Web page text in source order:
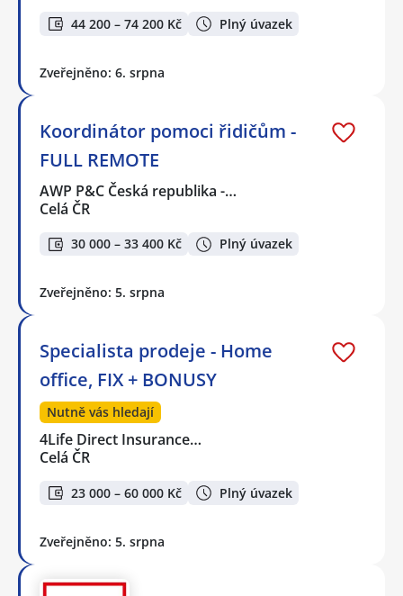
44 200 – 74 200 Kč Plný úvazek
Zveřejněno: 6. srpna
Koordinátor pomoci řidičům -
FULL REMOTE
AWP P&C Česká republika -…
Celá ČR
30 000 – 33 400 Kč Plný úvazek
Zveřejněno: 5. srpna
Specialista prodeje - Home
office, FIX + BONUSY
Nutně vás hledají
4Life Direct Insurance…
Celá ČR
23 000 – 60 000 Kč Plný úvazek
Zveřejněno: 5. srpna